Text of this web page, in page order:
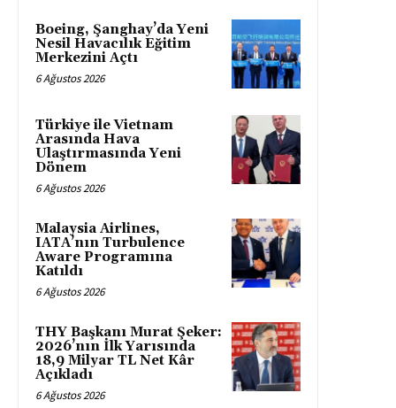
Boeing, Şanghay’da Yeni
Nesil Havacılık Eğitim
Merkezini Açtı
6 Ağustos 2026
Türkiye ile Vietnam
Arasında Hava
Ulaştırmasında Yeni
Dönem
6 Ağustos 2026
Malaysia Airlines,
IATA’nın Turbulence
Aware Programına
Katıldı
6 Ağustos 2026
THY Başkanı Murat Şeker:
2026’nın İlk Yarısında
18,9 Milyar TL Net Kâr
Açıkladı
6 Ağustos 2026